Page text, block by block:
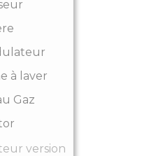
à laver
Gaz
version